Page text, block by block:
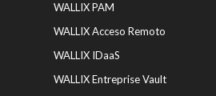
WALLIX PAM
WALLIX Acceso Remoto
WALLIX IDaaS
WALLIX Entreprise Vault